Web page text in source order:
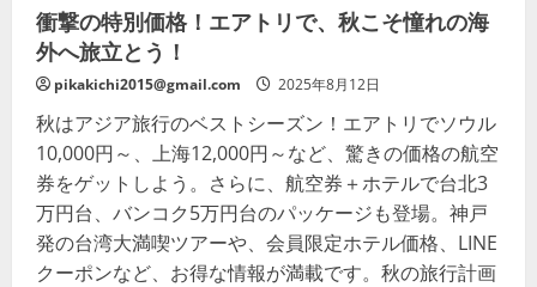
践
ガ
イ
ド
の
細
を
ご
く
だ
さ
い
衝撃の特別価格！エアトリで、秋こそ憧れの海
外へ旅立とう！
pikakichi2015@gmail.com 2025年8月12日
秋はアジア旅行のベストシーズン！エアトリでソウル
10,000円～、上海12,000円～など、驚きの価格の航空
券をゲットしよう。さらに、航空券＋ホテルで台北3
万円台、バンコク5万円台のパッケージも登場。神戸
発の台湾大満喫ツアーや、会員限定ホテル価格、LINE
クーポンなど、お得な情報が満載です。秋の旅行計画